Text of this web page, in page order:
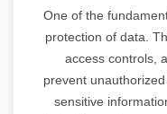
One of the
protection of data.
access controls,
prevent
sensitive